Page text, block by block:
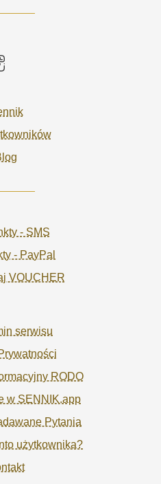
- SMS
- PayPal
VOUCHER
serwisu
RODO
w SENNIK.app
Pytania
użytkownika?